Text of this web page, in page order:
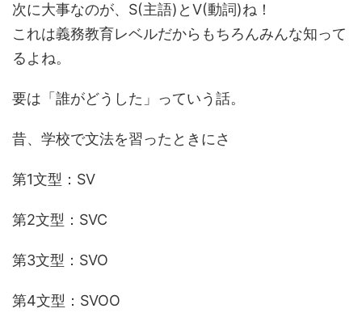
次に大事なのが、S(主語)とV(動詞)ね！
これは義務教育レベルだからもちろんみんな知って
るよね。
要は「誰がどうした」っていう話。
昔、学校で文法を習ったときにさ
第1文型：SV
第2文型：SVC
第3文型：SVO
第4文型：SVOO